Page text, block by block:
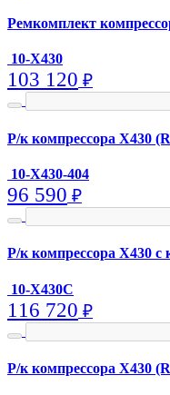
Ремкомплект
10-X430
103 120 ₽
Р/к компрессора X430
10-X430-404
96 590 ₽
Р/к компрессора X430
10-X430C
116 720 ₽
Р/к компрессора X430